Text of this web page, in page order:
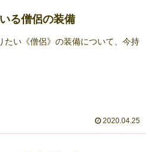
る僧侶の装備
たい《僧侶》の装備について、今持
2020.04.25